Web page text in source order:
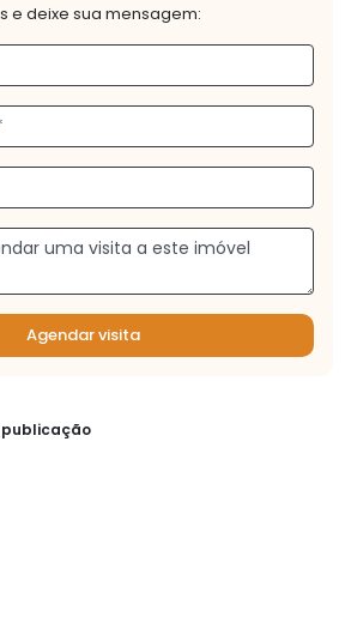
e deixe sua mensagem:
Agendar visita
publicação